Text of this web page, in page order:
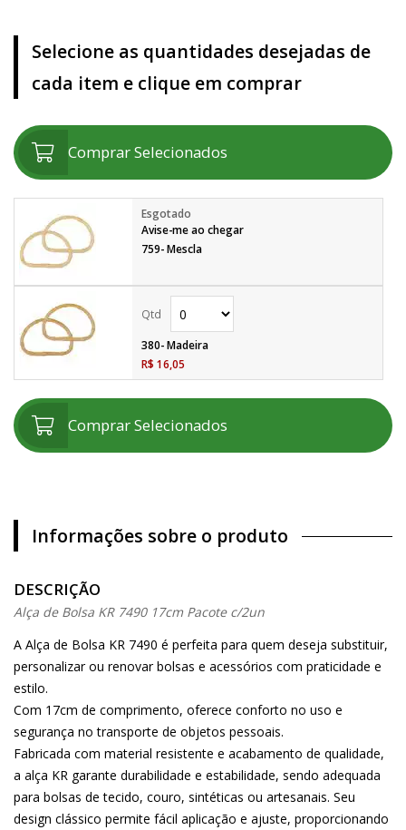
Selecione as quantidades desejadas de
cada item e clique em comprar
Comprar Selecionados
Avise-me ao chegar
759- Mescla
380- Madeira
R$ 16,05
Comprar Selecionados
Informações sobre o produto
DESCRIÇÃO
Alça de Bolsa KR 7490 17cm Pacote c/2un
A Alça de Bolsa KR 7490 é perfeita para quem deseja substituir,
personalizar ou renovar bolsas e acessórios com praticidade e
estilo.
Com 17cm de comprimento, oferece conforto no uso e
segurança no transporte de objetos pessoais.
Fabricada com material resistente e acabamento de qualidade,
a alça KR garante durabilidade e estabilidade, sendo adequada
para bolsas de tecido, couro, sintéticas ou artesanais. Seu
design clássico permite fácil aplicação e ajuste, proporcionando